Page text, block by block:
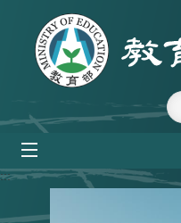
跳到主要內容區塊
:::